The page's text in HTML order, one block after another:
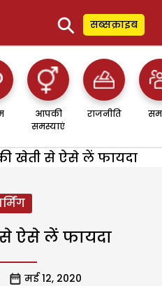
⚲ सब्सक्राइब
आपकी
समस्याएं
राजनीति
खेती से ऐसे लें फायदा
ऐसे लें फायदा
मई 12, 2020